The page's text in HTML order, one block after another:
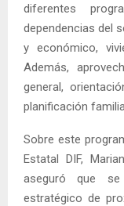
diferentes
dependencias del
y económico,
Además,
general,
planificación
Sobre este
Estatal DIF,
aseguró que
estratégico de